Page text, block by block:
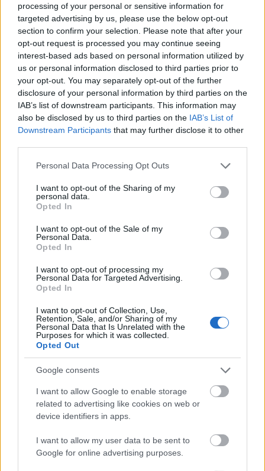
processing of your personal or sensitive information for
targeted advertising by us, please use the below opt-out
section to confirm your selection. Please note that after your
opt-out request is processed you may continue seeing
interest-based ads based on personal information utilized by
us or personal information disclosed to third parties prior to
your opt-out. You may separately opt-out of the further
disclosure of your personal information by third parties on the
IAB’s list of downstream participants. This information may
also be disclosed by us to third parties on the IAB’s List of
Downstream Participants that may further disclose it to other
Please note that this website/app uses one or more Google
not limited to your visit or usage behaviour. You may click to
grant or deny consent to Google and its third-party tags to
use your data for below specified purposes in below Google
consent section.
Personal Data Processing Opt Outs
I want to opt-out of the Sharing of my
personal data.
Opted In
I want to opt-out of the Sale of my
Personal Data.
Opted In
I want to opt-out of processing my
Personal Data for Targeted Advertising.
Opted In
I want to opt-out of Collection, Use,
Retention, Sale, and/or Sharing of my
Personal Data that Is Unrelated with the
Purposes for which it was collected.
Opted Out
Google consents
I want to allow Google to enable storage
related to advertising like cookies on web or
device identifiers in apps.
I want to allow my user data to be sent to
Google for online advertising purposes.
Az emlékművet a holokauszt 60. évfordulóján
állították fel a zsidó áldozatok emlékére a
zalaegerszegi zsidó temető előtti parkban. A
bronzzal díszített emlékművön annak a 868
zalaegerszegi polgárnak a neve olvasható,
akiket 1944-ben hurcoltak el koncentrációs
táborokba.
Forrás:MTI
Holokauszt Zsidó Zala megye Képző Emlékmű
EGY MÁIG FELDOLGOZATLAN ZSIDÓ FELKELÉS
JÓZSEFVÁROSBAN
AZ EMBERSÉG ÜNNEPE